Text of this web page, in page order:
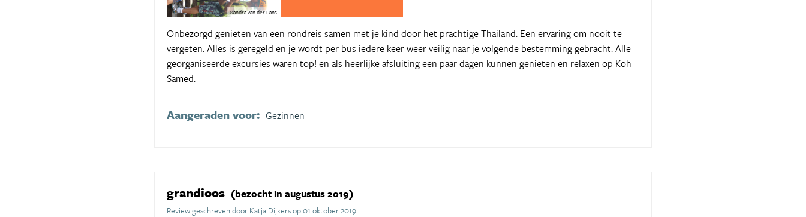
Sandra van der Lans
Onbezorgd genieten van een rondreis samen met je kind door het prachtige Thailand. Een ervaring om nooit te
vergeten. Alles is geregeld en je wordt per bus iedere keer weer veilig naar je volgende bestemming gebracht. Alle
georganiseerde excursies waren top! en als heerlijke afsluiting een paar dagen kunnen genieten en relaxen op Koh
Samed.
Aangeraden voor: Gezinnen
grandioos (bezocht in augustus 2019)
Review geschreven door Katja Dijkers op 01 oktober 2019